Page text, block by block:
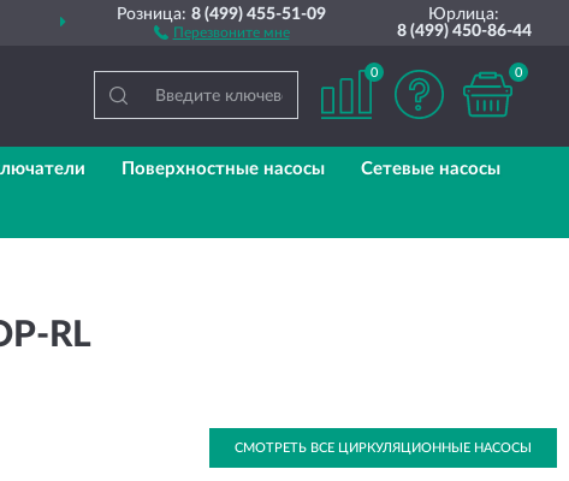
ДОСТАВИМ ПО ВСЕЙ РОССИИ
Розница:8 (499) 455-51-09
Перезвоните мне
Юрлица:
8 (499) 450-86-44
0 0
Поверхностные насосы Сетевые насосы
RL
СМОТРЕТЬ ВСЕ ЦИРКУЛЯЦИОННЫЕ НАСОСЫ